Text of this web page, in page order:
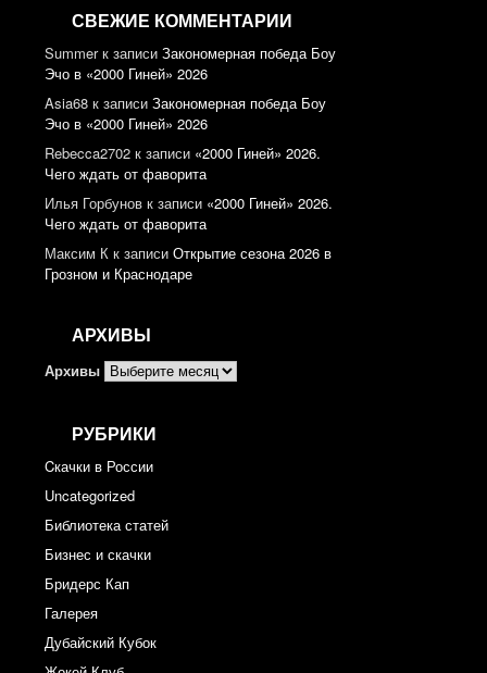
СВЕЖИЕ КОММЕНТАРИИ
Summerк записи Закономерная победа Боу
Эчо в «2000 Гиней» 2026
Asia68 к записи Закономерная победа Боу
Эчо в «2000 Гиней» 2026
Rebecca2702 к записи «2000 Гиней» 2026.
Чего ждать от фаворита
Илья Горбунов к записи «2000 Гиней» 2026.
Чего ждать от фаворита
Максим К к записи Открытие сезона 2026 в
Грозном и Краснодаре
АРХИВЫ
Архивы
РУБРИКИ
Cкачки в России
Uncategorized
Библиотека статей
Бизнес и скачки
Бридерс Кап
Галерея
Дубайский Кубок